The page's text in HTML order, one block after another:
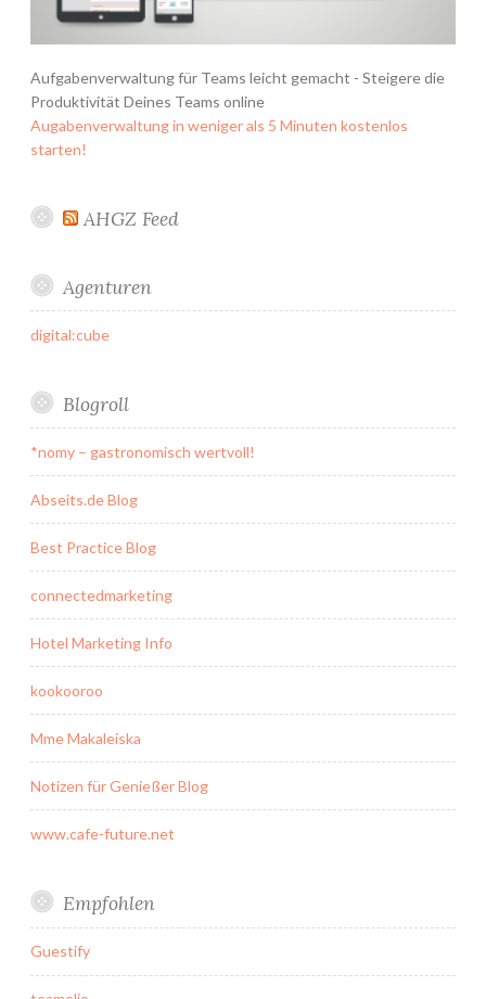
Aufgabenverwaltung für Teams leicht gemacht - Steigere die
Produktivität Deines Teams online
Augabenverwaltung in weniger als 5 Minuten kostenlos
starten!
AHGZ Feed
Agenturen
digital:cube
Blogroll
*nomy – gastronomisch wertvoll!
Abseits.de Blog
Best Practice Blog
connectedmarketing
Hotel Marketing Info
kookooroo
Mme Makaleiska
Notizen für Genießer Blog
www.cafe-future.net
Empfohlen
Guestify